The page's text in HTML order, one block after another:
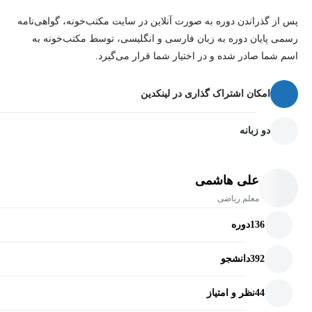
مفهوم احتمال و فضای نمونه
احتمال پیشامدهای ساده
حل مسائل ترکیبی آمار و احتمال
حل کامل تمرین‌ها و مثال‌های کتاب درسی
آموزش مفهومی و گام‌به‌گام آمار و احتمال
تدریس کامل مطالب کتاب درسی
تقویت مهارت تحلیل داده و حل مسئله
پس از گذراندن دوره به صورت آنلاین در سایت مکتب‌خونه، گواهی‌نامه
رسمی پایان دوره به زبان فارسی و انگلیسی، توسط مکتب‌خونه به
اسم شما صادر شده و در اختیار شما قرار می‌گیرد.
امکان اشتراک گذاری در لینکدین
دو زبانه
علی هاشمی
معلم ریاضی
136دوره
392دانشجو
44نظر و امتیاز